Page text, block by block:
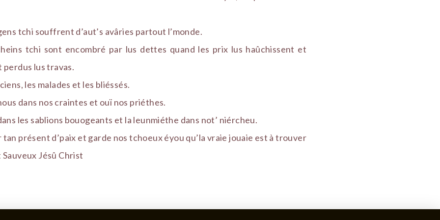
tchi souffrent d’aut’s avâries partout l’monde.
tchi sont encombré par lus dettes quand les prix lus haûchissent et
perdus lus travas.
les malades et les bliéssés.
dans nos craintes et ouï nos priéthes.
les sablions bouogeants et la leunmiéthe dans not’ niércheu.
tan présent d’paix et garde nos tchoeux éyou qu’la vraie jouaie est à trouver
Sauveux Jésû Christ